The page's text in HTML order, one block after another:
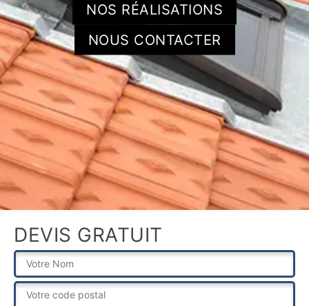
NOS RÉALISATIONS
NOUS CONTACTER
DEVIS GRATUIT